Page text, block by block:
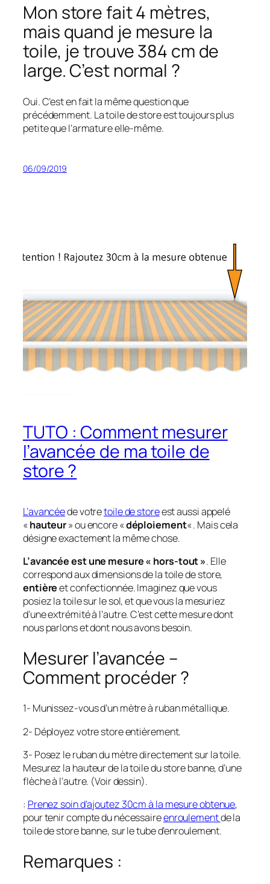
Mon store fait 4 mètres,
mais quand je mesure la
toile, je trouve 384 cm de
large. C’est normal ?
Oui. C’est en fait la même question que
précédemment. La toile de store est toujours plus
petite que l’armature elle-même.
06/09/2019
TUTO : Comment mesurer
l’avancée de ma toile de
store ?
L’avancéede votretoile de storeest aussi appelé
«hauteur» ou encore «déploiement« . Mais cela
désigne exactement la même chose.
L’avancée est une mesure « hors-tout ». Elle
correspond aux dimensions de la toilede store,
entièreet confectionnée. Imaginez que vous
posiez la toile sur le sol, et que vous la mesuriez
d’une extrémité à l’autre. C’est cette mesure dont
nous parlons et dont nous avons besoin.
Mesurer l’avancée –
Comment procéder ?
1- Munissez-vous d’un mètre à ruban métallique.
2- Déployez votre store entièrement.
3- Posez le ruban du mètre directement sur la toile.
Mesurez la hauteur de la toile du store banne, d’une
flèche à l’autre. (Voir dessin).
: Prenez soin d’ajoutez 30cm à la mesure obtenue,
pour tenir compte du nécessaireenroulementde la
toile de store banne, sur le tube d’enroulement.
Remarques :